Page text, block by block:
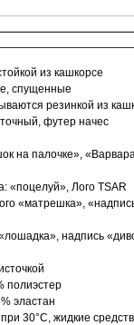
из кашкорсе
спущенные
резинкой из
футер начес
на палочке»,
«поцелуй», Лого TSAR
«матрешка»,
надпись
полиэстер
эластан
30°C, жидкие